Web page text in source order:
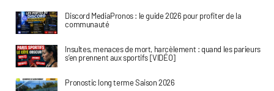
Discord MediaPronos : le guide 2026 pour profiter de la
communauté
Insultes, menaces de mort, harcèlement : quand les parieurs
s’en prennent aux sportifs [VIDÉO]
Pronostic long terme Saison 2026